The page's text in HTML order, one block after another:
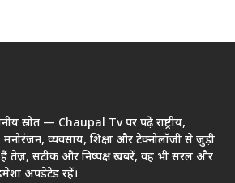
स्रोत — Chaupal Tv पर पढ़ें राष्ट्रीय,
मनोरंजन, व्यवसाय, शिक्षा और टेक्नोलॉजी से जुड़ी
तेज़, सटीक और निष्पक्ष खबरें, वह भी सरल और
अपडेटेड रहें।